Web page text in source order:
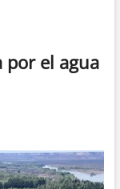
d
e
por el agua